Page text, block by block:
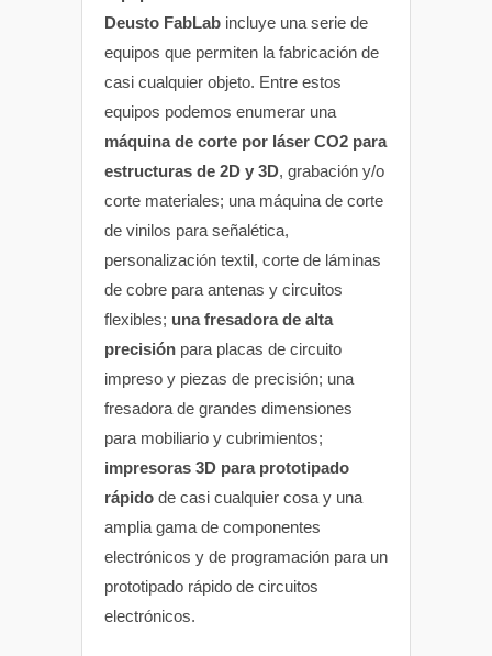
Deusto FabLab incluye una serie de
equipos que permiten la fabricación de
casi cualquier objeto. Entre estos
equipos podemos enumerar una
máquina de corte por láser CO2 para
estructuras de 2D y 3D, grabación y/o
corte materiales; una máquina de corte
de vinilos para señalética,
personalización textil, corte de láminas
de cobre para antenas y circuitos
flexibles; una fresadora de alta
precisión para placas de circuito
impreso y piezas de precisión; una
fresadora de grandes dimensiones
para mobiliario y cubrimientos;
impresoras 3D para prototipado
rápido de casi cualquier cosa y una
amplia gama de componentes
electrónicos y de programación para un
prototipado rápido de circuitos
electrónicos.